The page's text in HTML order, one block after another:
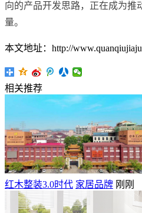
向的产品开发思路，正在成为推
量。
本文地址：http://
相关推荐
红木整装3.0时代 家居品牌 刚刚